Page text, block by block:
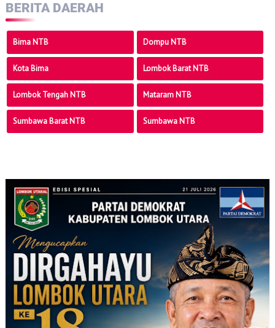
BERITA DAERAH
Bima NTB Dompu NTB
Kota Bima Lombok Barat NTB
Lombok Tengah NTB Mataram NTB
Sumbawa Barat NTB Sumbawa NTB